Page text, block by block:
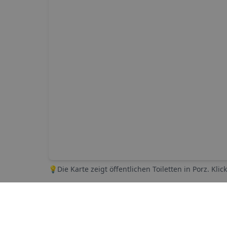
💡 Die Karte zeigt öffentlichen Toiletten in Porz.